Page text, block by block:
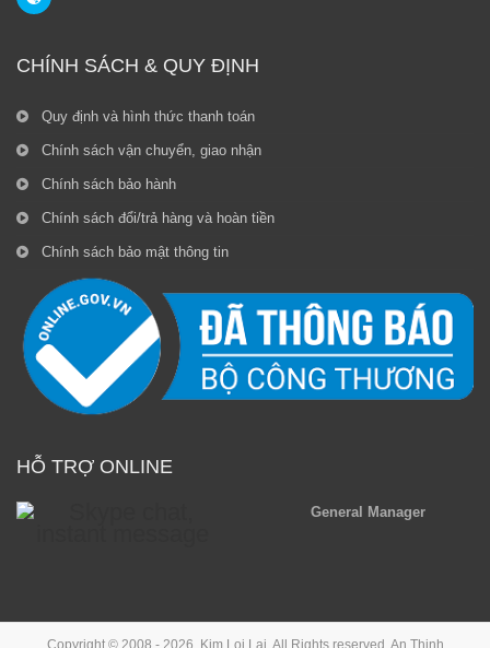
CHÍNH SÁCH & QUY ĐỊNH
Quy định và hình thức thanh toán
Chính sách vận chuyển, giao nhận
Chính sách bảo hành
Chính sách đổi/trả hàng và hoàn tiền
Chính sách bảo mật thông tin
HỖ TRỢ ONLINE
General Manager
Copyright © 2008 - 2026, Kim Loi Lai. All Rights reserved. An Thinh